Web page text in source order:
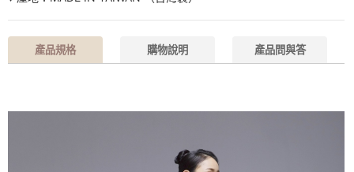
產品規格 購物說明 產品問與答